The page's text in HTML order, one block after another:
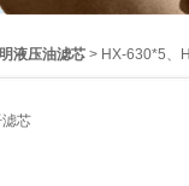
液压油滤芯 > HX-630*5、
芯